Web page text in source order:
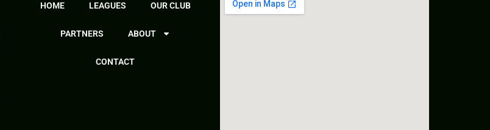
HOME LEAGUES OUR CLUB
PARTNERS ABOUT
CONTACT